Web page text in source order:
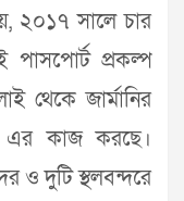
২০১৭ সালে চার
প্রকল্প
থেকে জার্মানির
এর কাজ করছে।
ও দুটি স্থলবন্দরে